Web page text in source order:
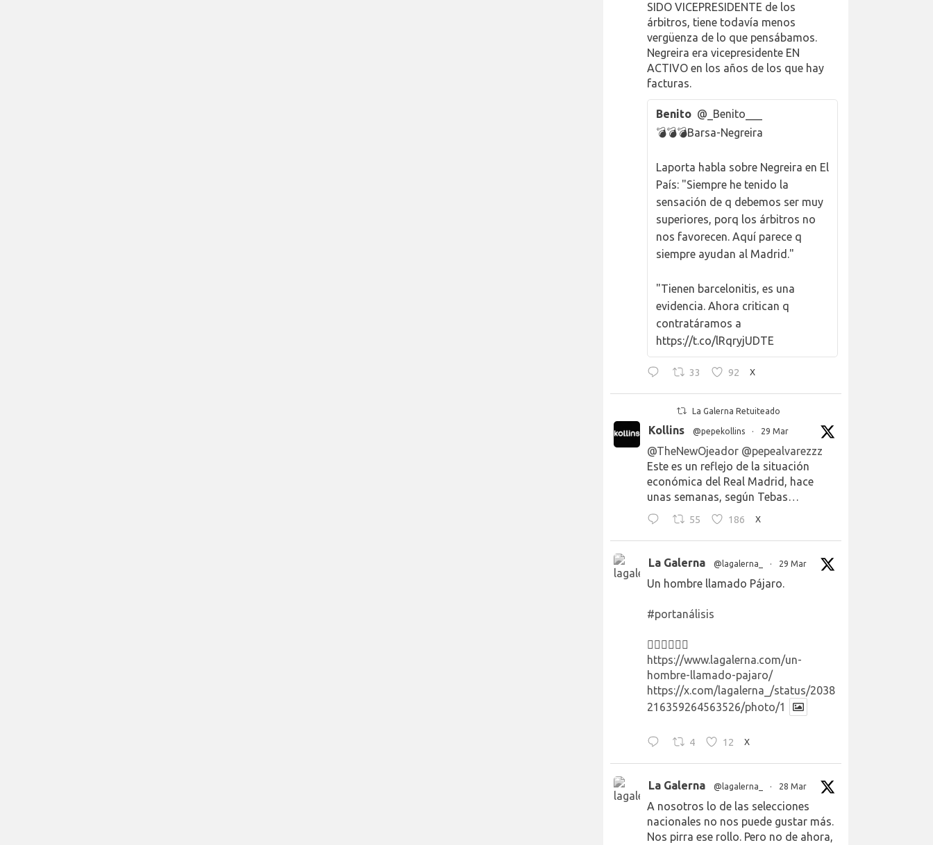
SIDO VICEPRESIDENTE de los
árbitros, tiene todavía menos
vergüenza de lo que pensábamos.
Negreira era vicepresidente EN
ACTIVO en los años de los que hay
facturas.
Benito @_Benito___
💣💣💣Barsa-Negreira
Laporta habla sobre Negreira en El
País: "Siempre he tenido la
sensación de q debemos ser muy
superiores, porq los árbitros no
nos favorecen. Aquí parece q
siempre ayudan al Madrid."
"Tienen barcelonitis, es una
evidencia. Ahora critican q
contratáramos a
https://t.co/lRqryjUDTE
33 92 X
La Galerna Retuiteado
Kollins @pepekollins · 29 Mar
@TheNewOjeador @pepealvarezzz
Este es un reflejo de la situación
económica del Real Madrid, hace
unas semanas, según Tebas…
55 186 X
La Galerna @lagalerna_ · 29 Mar
Un hombre llamado Pájaro.
#portanálisis
👉🏻👉🏻👉🏻
https://www.lagalerna.com/un-
hombre-llamado-pajaro/
https://x.com/lagalerna_/status/2038
216359264563526/photo/1
4 12 X
La Galerna @lagalerna_ · 28 Mar
A nosotros lo de las selecciones
nacionales no nos puede gustar más.
Nos pirra ese rollo. Pero no de ahora,